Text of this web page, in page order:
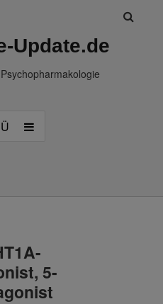
Update.de
5-